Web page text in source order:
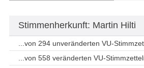
Stimmenherkunft: Martin Hilti
...von 294 unveränderten VU-
...von 558 veränderten VU-